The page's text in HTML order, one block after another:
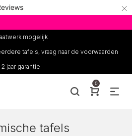
×
mogelijk
tafels, vraag naar de voorwaarden
2 jaar garantie
0
tafels